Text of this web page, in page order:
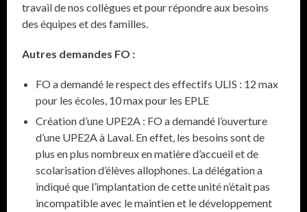
travail de nos collègues et pour répondre aux besoins
des équipes et des familles.
Autres demandes FO :
FO a demandé le respect des effectifs ULIS : 12 max
pour les écoles, 10 max pour les EPLE
Création d’une UPE2A : FO a demandé l’ouverture
d’une UPE2A à Laval. En effet, les besoins sont de
plus en plus nombreux en matière d’accueil et de
scolarisation d’élèves allophones. La délégation a
indiqué que l’implantation de cette unité n’était pas
incompatible avec le maintien et le développement